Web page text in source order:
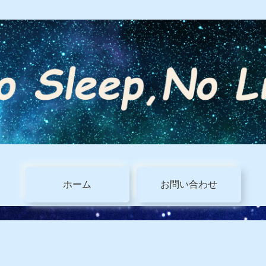
ホーム お問い合わせ